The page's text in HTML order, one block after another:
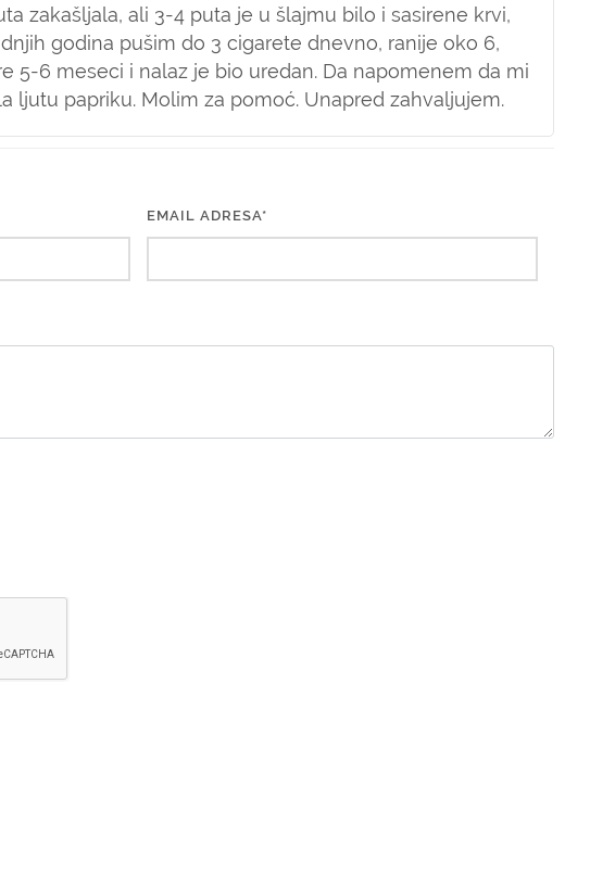
zakašljala, ali 3-4 puta je u šlajmu bilo i sasirene krvi,
godina pušim do 3 cigarete dnevno, ranije oko 6,
5-6 meseci i nalaz je bio uredan. Da napomenem da mi
ljutu papriku. Molim za pomoć. Unapred zahvaljujem.
EMAIL ADRESA*